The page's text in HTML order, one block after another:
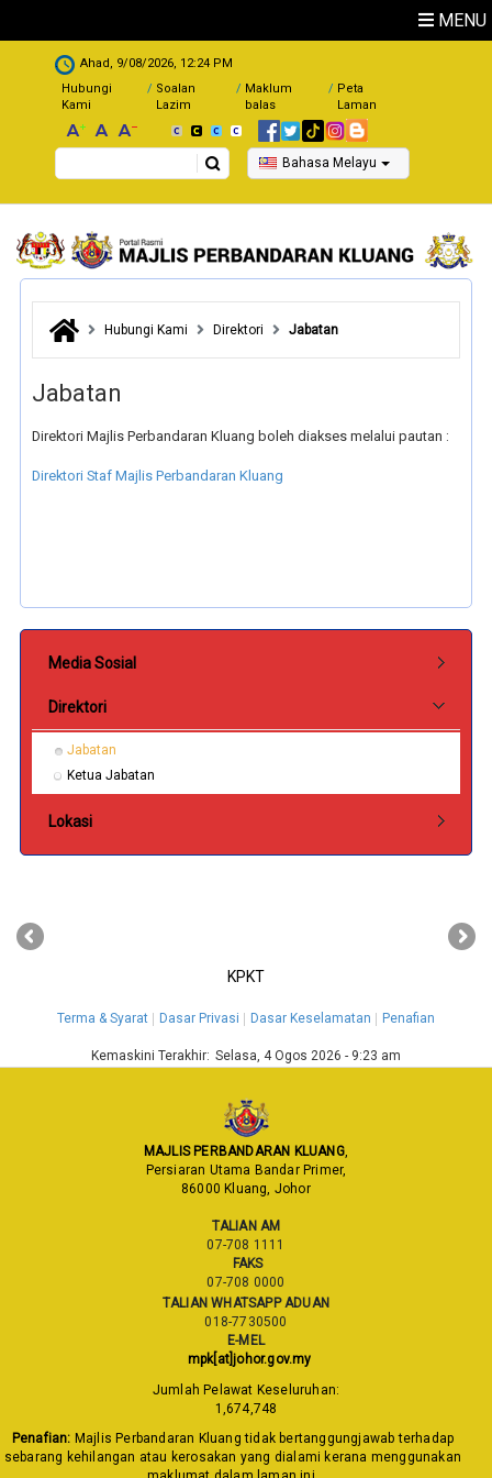
MENU
.
Ahad, 9/08/2026, 12:24 PM
Hubungi
Kami
Soalan
Lazim
Maklum
balas
Peta
Laman
Search Bahasa Melayu
Hubungi Kami Direktori Jabatan
Jabatan
Direktori Majlis Perbandaran Kluang boleh diakses melalui pautan :
Direktori Staf Majlis Perbandaran Kluang
Media Sosial
Direktori
Jabatan
Ketua Jabatan
Lokasi
KPKT
‹ ›
Terma & Syarat Dasar Privasi Dasar Keselamatan Penafian
Kemaskini Terakhir: Selasa, 4 Ogos 2026 - 9:23 am
MAJLIS PERBANDARAN KLUANG,
Persiaran Utama Bandar Primer,
86000 Kluang, Johor
TALIAN AM
07-708 1111
FAKS
07-708 0000
TALIAN WHATSAPP ADUAN
018-7730500
E-MEL
mpk[at]johor.gov.my
Jumlah Pelawat Keseluruhan:
1,674,748
Penafian: Majlis Perbandaran Kluang tidak bertanggungjawab terhadap
sebarang kehilangan atau kerosakan yang dialami kerana menggunakan